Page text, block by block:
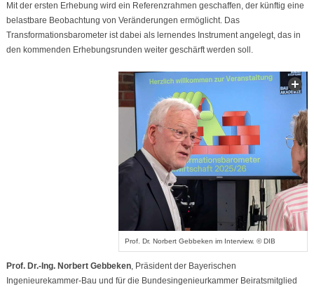
Mit der ersten Erhebung wird ein Referenzrahmen geschaffen, der künftig eine
belastbare Beobachtung von Veränderungen ermöglicht. Das
Transformationsbarometer ist dabei als lernendes Instrument angelegt, das in
den kommenden Erhebungsrunden weiter geschärft werden soll.
Prof. Dr. Norbert Gebbeken im Interview. © DIB
Prof. Dr.-Ing. Norbert Gebbeken, Präsident der Bayerischen
Ingenieurekammer-Bau und für die Bundesingenieurkammer Beiratsmitglied